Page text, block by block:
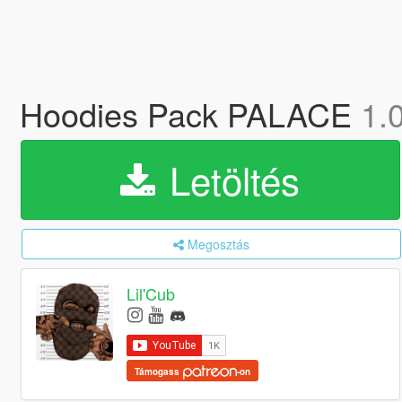
Hoodies Pack PALACE
Letöltés
Megosztás
Lil'Cub
Támogass -on